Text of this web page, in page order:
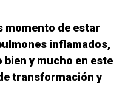
momento de estar
inflamados,
y mucho en este
transformación y